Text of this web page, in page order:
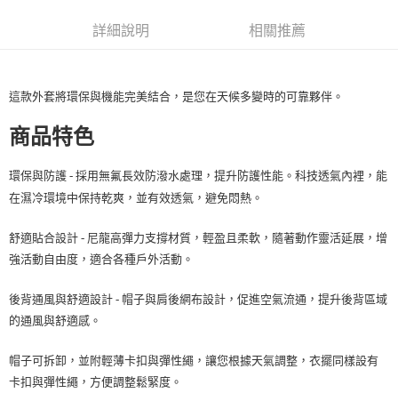
7-11超取(2000以上免運)
一般宅配
每筆NT$100
宅配出貨(2000以上免運)
每筆NT$100，滿NT$2,000(含以上)免運費
詳細說明 相關推薦
這款外套將環保與機能完美結合，是您在天候多變時的可靠夥伴。
商品特色
環保與防護 - 採用無氟長效防潑水處理，提升防護性能。科技透氣內裡，能
在濕冷環境中保持乾爽，並有效透氣，避免悶熱。
舒適貼合設計 - 尼龍高彈力支撐材質，輕盈且柔軟，隨著動作靈活延展，增
強活動自由度，適合各種戶外活動。
後背通風與舒適設計 - 帽子與肩後網布設計，促進空氣流通，提升後背區域
的通風與舒適感。
帽子可拆卸，並附輕薄卡扣與彈性繩，讓您根據天氣調整，衣擺同樣設有
卡扣與彈性繩，方便調整鬆緊度。